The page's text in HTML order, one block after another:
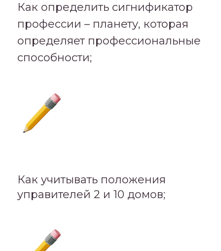
Как определить сигнификатор
профессии – планету, которая
определяет профессиональные
способности;
Как учитывать положения
управителей 2 и 10 домов;